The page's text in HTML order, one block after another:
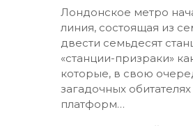
Лондонское метро
линия, состоящая из
двести семьдесят
«станции-призраки»
которые, в свою
загадочных
платформ…